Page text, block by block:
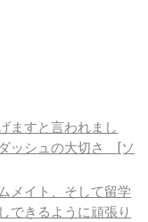
ますと言われまし
ッシュの大切さ [ソ
メイト、そして留学
できるように頑張り